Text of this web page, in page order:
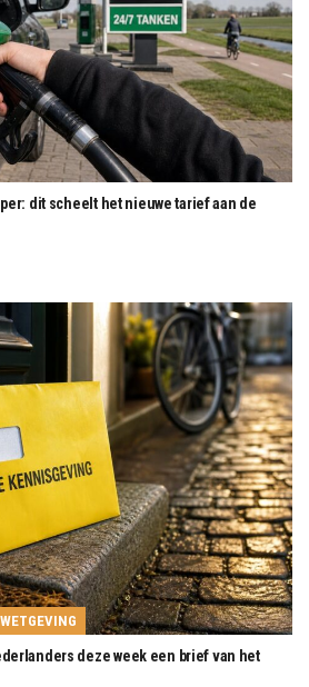
dit scheelt het nieuwe tarief aan de
deze week een brief van het